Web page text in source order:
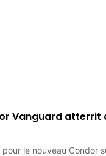
Vanguard atterrit
le nouveau Condor